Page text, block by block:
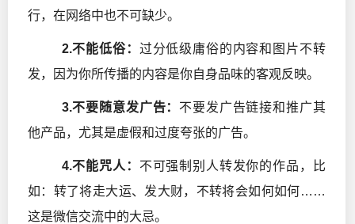
行，在网络中也不可缺少。
2.不能低俗： 过分低级庸俗的内容和图片不转
发，因为你所传播的内容是你自身品味的客观反映。
3.不要随意发广告： 不要发广告链接和推广其
他产品，尤其是虚假和过度夸张的广告。
4.不能咒人： 不可强制别人转发你的作品，比
如：转了将走大运、发大财，不转将会如何如何……
这是微信交流中的大忌。